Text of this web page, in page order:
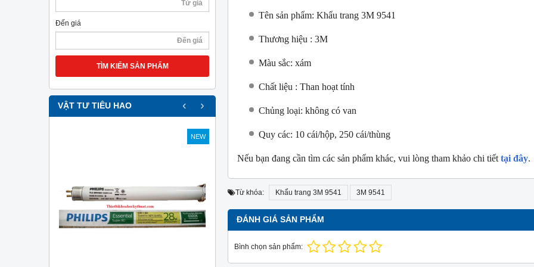
Đến giá
TÌM KIẾM SẢN PHẨM
VẬT TƯ TIÊU HAO
NEW NEW
‹ ›
Tên sản phẩm: Khẩu trang 3M 9541
Thương hiệu : 3M
Màu sắc: xám
Chất liệu : Than hoạt tính
Chủng loại: không có van
Quy các: 10 cái/hộp, 250 cái/thùng
Nếu bạn đang cần tìm các sản phẩm khác, vui lòng tham khảo chi tiết tại đây.
Từ khóa: Khẩu trang 3M 9541 3M 9541
ĐÁNH GIÁ SẢN PHẨM
Bình chọn sản phẩm: